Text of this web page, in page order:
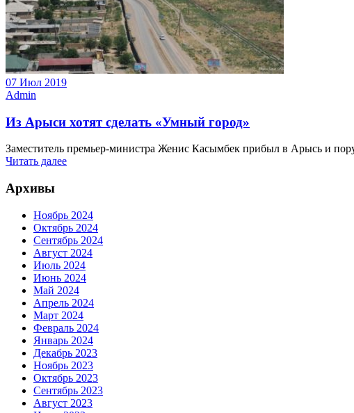
07 Июл 2019
Admin
Из Арыси хотят сделать «Умный город»
Заместитель премьер-министра Женис Касымбек прибыл в Арысь и
Читать далее
Архивы
Ноябрь 2024
Октябрь 2024
Сентябрь 2024
Август 2024
Июль 2024
Июнь 2024
Май 2024
Апрель 2024
Март 2024
Февраль 2024
Январь 2024
Декабрь 2023
Ноябрь 2023
Октябрь 2023
Сентябрь 2023
Август 2023